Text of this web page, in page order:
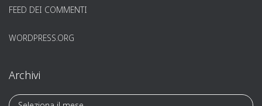
FEED DEI COMMENTI
WORDPRESS.ORG
Archivi
A